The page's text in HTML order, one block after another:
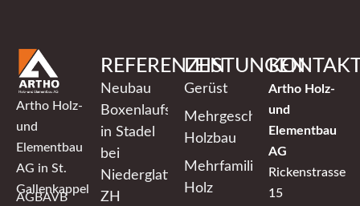
Artho Holz-
und
Elementbau
AG in St.
Gallenkappel
AGBAVB
REFERENZEN
Neubau
Boxenlaufstall
in Stadel
bei
Niederglatt
ZH
LEISTUNGEN
Gerüst
Mehrgeschossiger
Holzbau
Mehrfamilienhaus
Holz
Artho Holz-
und
Elementbau
AG
Rickenstrasse
15